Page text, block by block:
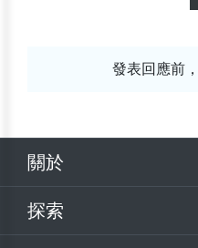
發表回應前
關於
探索